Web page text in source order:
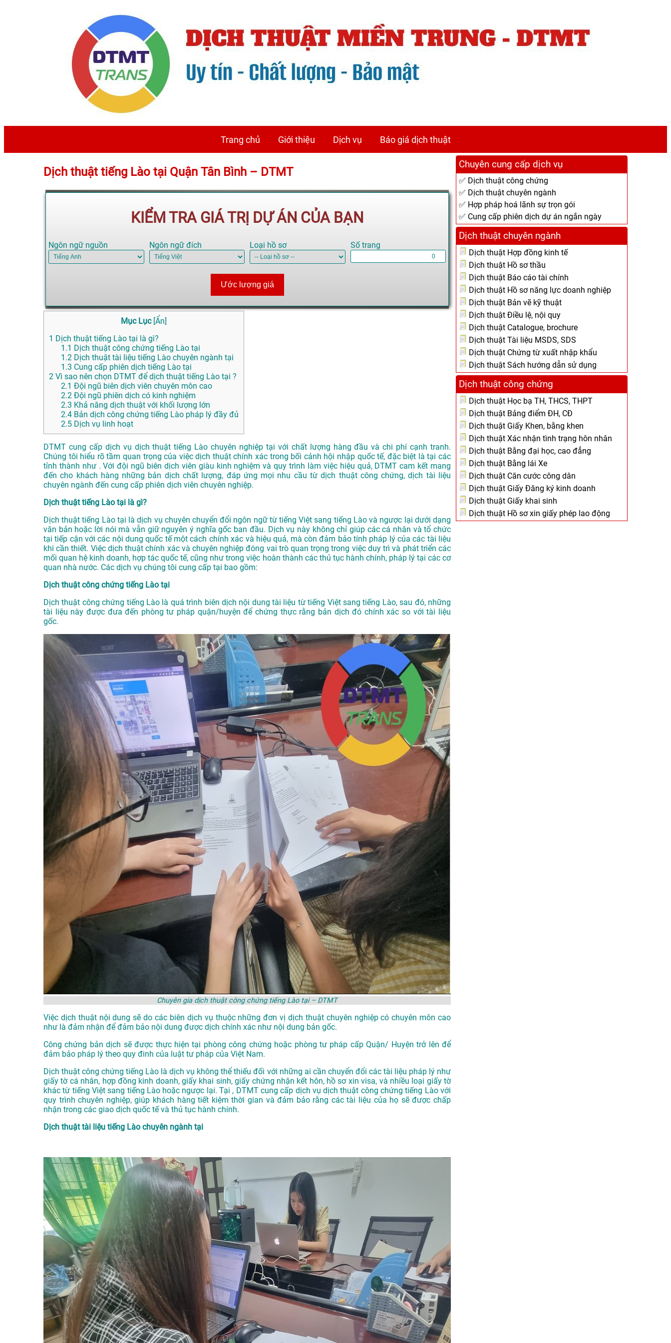
Trang chủ Giới thiệu Dịch vụ Báo giá dịch thuật
Dịch thuật tiếng Lào tại Quận Tân Bình – DTMT
KIỂM TRA GIÁ TRỊ DỰ ÁN CỦA BẠN
Ngôn ngữ nguồn Ngôn ngữ đích Loại hồ sơ Số trang
Ước lượng giá
Mục Lục [Ẩn]
1 Dịch thuật tiếng Lào tại là gì?
1.1 Dịch thuật công chứng tiếng Lào tại
1.2 Dịch thuật tài liệu tiếng Lào chuyên ngành tại
1.3 Cung cấp phiên dịch tiếng Lào tại
2 Vì sao nên chọn DTMT để dịch thuật tiếng Lào tại ?
2.1 Đội ngũ biên dịch viên chuyên môn cao
2.2 Đội ngũ phiên dịch có kinh nghiệm
2.3 Khả năng dịch thuật với khối lượng lớn
2.4 Bản dịch công chứng tiếng Lào pháp lý đầy đủ
2.5 Dịch vụ linh hoạt
DTMT cung cấp dịch vụ dịch thuật tiếng Lào chuyên nghiệp tại với chất lượng hàng đầu và chi phí cạnh tranh.
Chúng tôi hiểu rõ tầm quan trọng của việc dịch thuật chính xác trong bối cảnh hội nhập quốc tế, đặc biệt là tại các
tỉnh thành như . Với đội ngũ biên dịch viên giàu kinh nghiệm và quy trình làm việc hiệu quả, DTMT cam kết mang
đến cho khách hàng những bản dịch chất lượng, đáp ứng mọi nhu cầu từ dịch thuật công chứng, dịch tài liệu
chuyên ngành đến cung cấp phiên dịch viên chuyên nghiệp.
Dịch thuật tiếng Lào tại là gì?
Dịch thuật tiếng Lào tại là dịch vụ chuyên chuyển đổi ngôn ngữ từ tiếng Việt sang tiếng Lào và ngược lại dưới dạng
văn bản hoặc lời nói mà vẫn giữ nguyên ý nghĩa gốc ban đầu. Dịch vụ này không chỉ giúp các cá nhân và tổ chức
tại tiếp cận với các nội dung quốc tế một cách chính xác và hiệu quả, mà còn đảm bảo tính pháp lý của các tài liệu
khi cần thiết. Việc dịch thuật chính xác và chuyên nghiệp đóng vai trò quan trọng trong việc duy trì và phát triển các
mối quan hệ kinh doanh, hợp tác quốc tế, cũng như trong việc hoàn thành các thủ tục hành chính, pháp lý tại các cơ
quan nhà nước. Các dịch vụ chúng tôi cung cấp tại bao gồm:
Dịch thuật công chứng tiếng Lào tại
Dịch thuật công chứng tiếng Lào là quá trình biên dịch nội dung tài liệu từ tiếng Việt sang tiếng Lào, sau đó, những
tài liệu này được đưa đến phòng tư pháp quận/huyện để chứng thực rằng bản dịch đó chính xác so với tài liệu
gốc.
Chuyên gia dịch thuật công chứng tiếng Lào tại – DTMT
Việc dịch thuật nội dung sẽ do các biên dịch vụ thuộc những đơn vị dịch thuật chuyên nghiệp có chuyên môn cao
như là đảm nhận để đảm bảo nội dung được dịch chính xác như nội dung bản gốc.
Công chứng bản dịch sẽ được thực hiện tại phòng công chứng hoặc phòng tư pháp cấp Quận/ Huyện trở lên để
đảm bảo pháp lý theo quy đinh của luật tư pháp của Việt Nam.
Dịch thuật công chứng tiếng Lào là dịch vụ không thể thiếu đối với những ai cần chuyển đổi các tài liệu pháp lý như
giấy tờ cá nhân, hợp đồng kinh doanh, giấy khai sinh, giấy chứng nhận kết hôn, hồ sơ xin visa, và nhiều loại giấy tờ
khác từ tiếng Việt sang tiếng Lào hoặc ngược lại. Tại , DTMT cung cấp dịch vụ dịch thuật công chứng tiếng Lào với
quy trình chuyên nghiệp, giúp khách hàng tiết kiệm thời gian và đảm bảo rằng các tài liệu của họ sẽ được chấp
nhận trong các giao dịch quốc tế và thủ tục hành chính.
Dịch thuật tài liệu tiếng Lào chuyên ngành tại
Chuyên cung cấp dịch vụ
✅ Dịch thuật công chứng
✅ Dịch thuật chuyên ngành
✅ Hợp pháp hoá lãnh sự trọn gói
✅ Cung cấp phiên dịch dự án ngắn ngày
Dịch thuật chuyên ngành
Dịch thuật Hợp đồng kinh tế
Dịch thuật Hồ sơ thầu
Dịch thuật Báo cáo tài chính
Dịch thuật Hồ sơ năng lực doanh nghiệp
Dịch thuật Bản vẽ kỹ thuật
Dịch thuật Điều lệ, nội quy
Dịch thuật Catalogue, brochure
Dịch thuật Tài liệu MSDS, SDS
Dịch thuật Chứng từ xuất nhập khẩu
Dịch thuật Sách hướng dẫn sử dụng
Dịch thuật công chứng
Dịch thuật Học bạ TH, THCS, THPT
Dịch thuật Bảng điểm ĐH, CĐ
Dịch thuật Giấy Khen, bằng khen
Dịch thuật Xác nhận tình trạng hôn nhân
Dịch thuật Bằng đại học, cao đẳng
Dịch thuật Bằng lái Xe
Dịch thuật Căn cước công dân
Dịch thuật Giấy Đăng ký kinh doanh
Dịch thuật Giấy khai sinh
Dịch thuật Hồ sơ xin giấy phép lao động